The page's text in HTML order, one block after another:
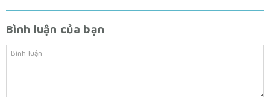
Bình luận của bạn